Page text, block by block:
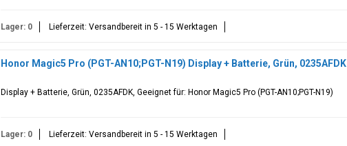
Lager: 0 Lieferzeit: Versandbereit in 5 - 15 Werktagen
Honor Magic5 Pro (PGT-AN10;PGT-N19) Display + Batterie, Grün, 0235AFDK
Display + Batterie, Grün, 0235AFDK, Geeignet für: Honor Magic5 Pro (PGT-AN10;PGT-N19)
Lager: 0 Lieferzeit: Versandbereit in 5 - 15 Werktagen